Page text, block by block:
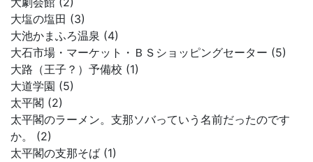
大塩の塩田 (3)
大池かまふろ温泉 (4)
大石市場・マーケット・ＢＳショッピングセーター (5)
大路（王子？）予備校 (1)
大道学園 (5)
太平閣 (2)
太平閣のラーメン。支那ソバっていう名前だったのです
か。 (2)
太平閣の支那そば (1)